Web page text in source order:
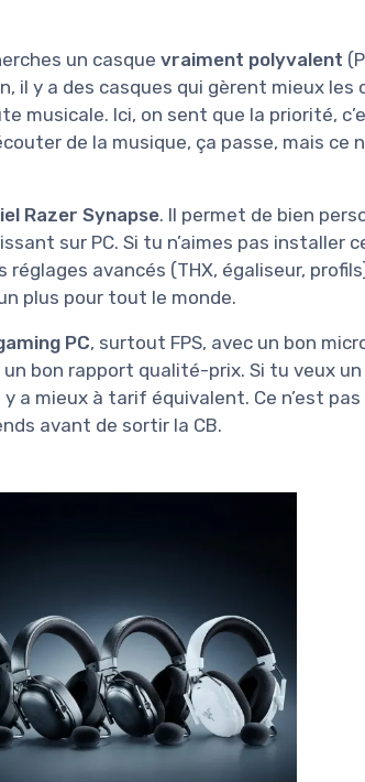
un casque vraiment polyvalent
il y a des casques qui gèrent mieux les
musicale. Ici, on sent que la priorité,
de la musique, ça passe, mais ce
Razer Synapse. Il permet de bien
sur PC. Si tu n’aimes pas installer
avancés (THX, égaliseur,
plus pour tout le monde.
PC, surtout FPS, avec un bon
un bon rapport qualité-prix. Si tu veux
mieux à tarif équivalent. Ce n’est pas
avant de sortir la CB.